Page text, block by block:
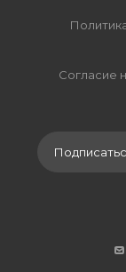
Согласие